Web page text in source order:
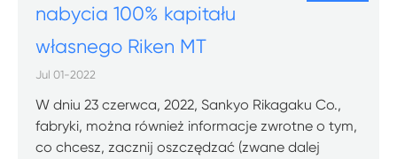
nabycia 100% kapitału
własnego Riken MT
Jul 01-2022
W dniu 23 czerwca, 2022, Sankyo Rikagaku Co.,
fabryki, można również informacje zwrotne o tym,
co chcesz, zacznij oszczędzać (zwane dalej